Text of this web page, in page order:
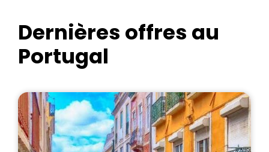
Dernières offres au
Portugal